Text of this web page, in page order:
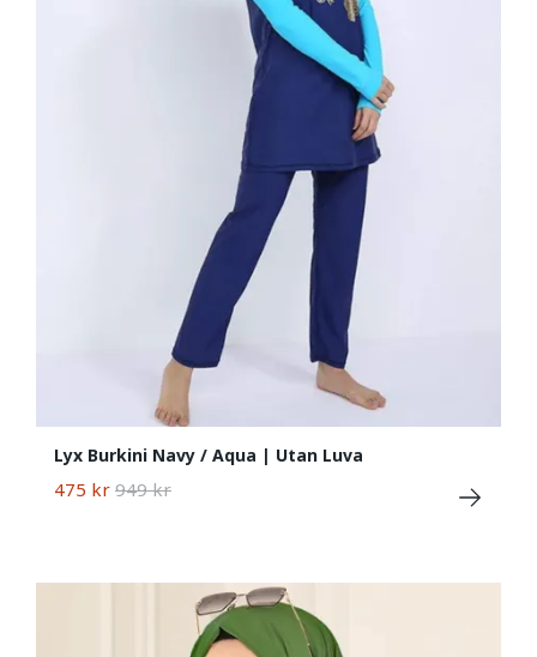
Lyx Burkini Navy / Aqua | Utan Luva
475 kr 949 kr